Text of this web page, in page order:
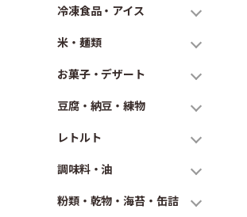
冷凍食品・アイス
米・麺類
お菓子・デザート
豆腐・納豆・練物
レトルト
調味料・油
粉類・乾物・海苔・缶詰